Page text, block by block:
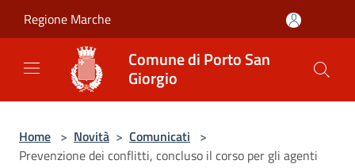
Regione Marche
Comune di Porto San
Giorgio
Home > Novità > Comunicati >
Prevenzione dei conflitti, concluso il corso per gli agenti